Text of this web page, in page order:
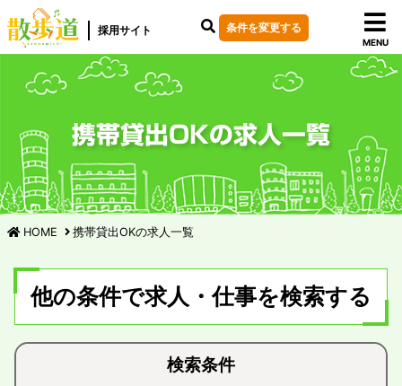
採用サイト 条件を変更する
MENU
携帯貸出OKの求人一覧
HOME 携帯貸出OKの求人一覧
他の条件で求人・仕事を検索する
検索条件